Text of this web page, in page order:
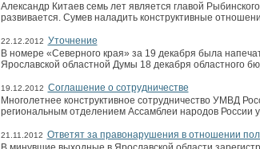
Александр Китаев семь лет является главой
развивается. Сумев наладить конструктивные
22.12.2012 Уточнение
В номере «Северного края» за 19 декабря была
Ярославской областной Думы 18 декабря областного
19.12.2012 Соглашение о сотрудничестве
Многолетнее конструктивное сотрудничество УМВД
региональным отделением Ассамблеи народов России
21.11.2012 Ответят за правонарушения в отношении